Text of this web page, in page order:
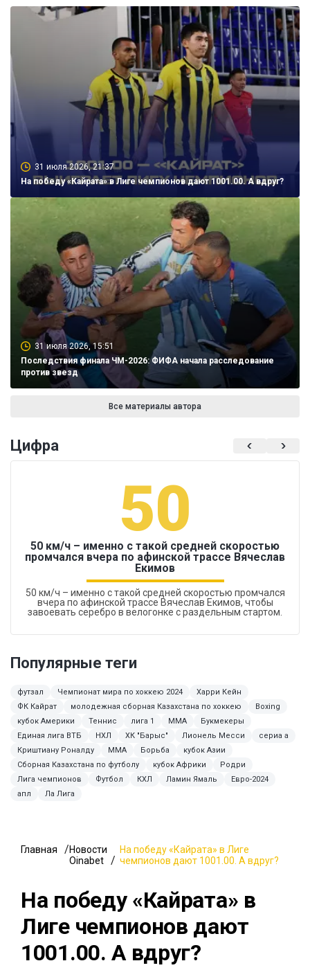
31 июля 2026, 21:37
На победу «Кайрата» в Лиге чемпионов дают 1001.00. А вдруг?
31 июля 2026, 15:51
Последствия финала ЧМ-2026: ФИФА начала расследование
против звезд
Все материалы автора
Цифра
50
50 км/ч – именно с такой средней скоростью
промчался вчера по афинской трассе Вячеслав
Екимов
50 км/ч – именно с такой средней скоростью промчался
вчера по афинской трассе Вячеслав Екимов, чтобы
завоевать серебро в велогонке с раздельным стартом.
Популярные теги
футзал Чемпионат мира по хоккею 2024
Харри Кейн
ФК Кайрат
молодежная сборная Казахстана по хоккею
Boxing
кубок Америки
Теннис лига 1 ММА
Букмекеры
Единая лига ВТБ
НХЛ ХК "Барыс" Лионель Месси
сериа а
Криштиану Роналду
MMA Борьба
кубок Азии
Сборная Казахстана по футболу
кубок Африки
Родри
Лига чемпионов
Футбол КХЛ Ламин Ямаль
Евро-2024
апл
Ла Лига
Главная
Новости
Oinabet
На победу «Кайрата» в Лиге
чемпионов дают 1001.00. А вдруг?
На победу «Кайрата» в
Лиге чемпионов дают
1001.00. А вдруг?